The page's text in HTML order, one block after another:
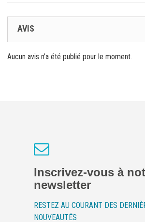
AVIS
Aucun avis n'a été publié pour le moment.
Inscrivez-vous à
newsletter
RESTEZ AU COURANT DES
NOUVEAUTÉS